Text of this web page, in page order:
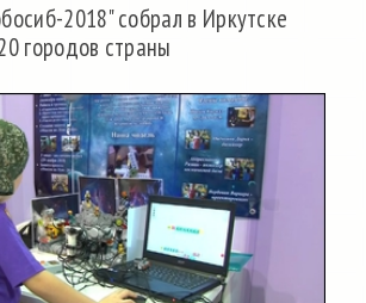
2018" собрал в Иркутске
городов страны